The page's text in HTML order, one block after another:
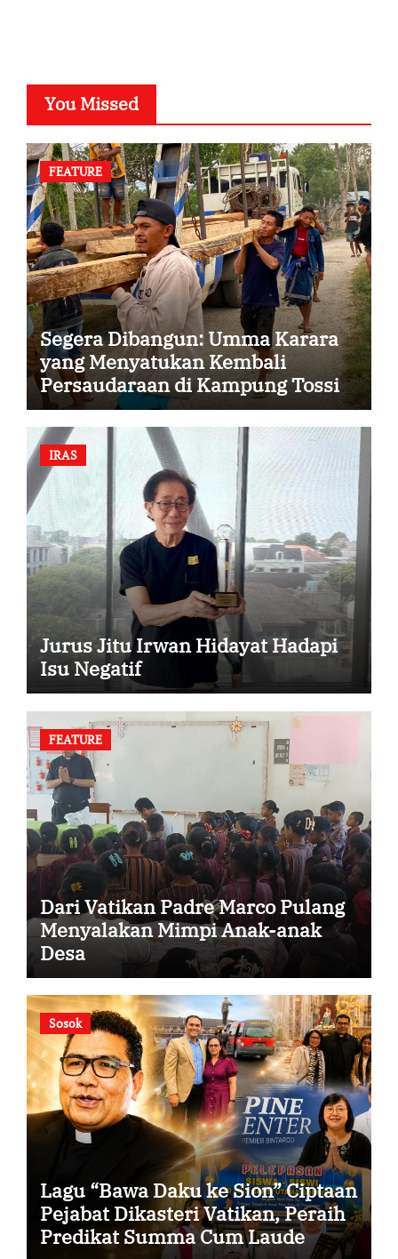
You Missed
FEATURE
Segera Dibangun: Umma Karara
yang Menyatukan Kembali
Persaudaraan di Kampung Tossi
IRAS
Jurus Jitu Irwan Hidayat Hadapi
Isu Negatif
FEATURE
Dari Vatikan Padre Marco Pulang
Menyalakan Mimpi Anak-anak
Desa
Sosok
Lagu “Bawa Daku ke Sion” Ciptaan
Pejabat Dikasteri Vatikan, Peraih
Predikat Summa Cum Laude